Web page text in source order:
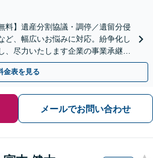
料】遺産分割協議・調停／遺留分侵
ど、幅広いお悩みに対応。紛争化し
、尽力いたします企業の事業承継の
休日面談】【電話相談可】
金表を見る
メールでお問い合わせ